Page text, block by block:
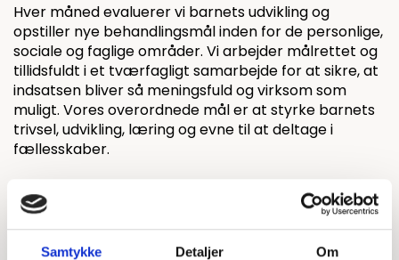
Samtykke Detaljer Om
Hver måned evaluerer vi barnets udvikling og
opstiller nye behandlingsmål inden for de personlige,
sociale og faglige områder. Vi arbejder målrettet og
tillidsfuldt i et tværfagligt samarbejde for at sikre, at
indsatsen bliver så meningsfuld og virksom som
muligt. Vores overordnede mål er at styrke barnets
trivsel, udvikling, læring og evne til at deltage i
fællesskaber.